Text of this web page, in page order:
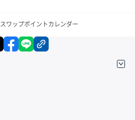
スワップポイントカレンダー
X facebook